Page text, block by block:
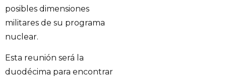
posibles dimensiones
militares de su programa
nuclear.
Esta reunión será la
duodécima para encontrar